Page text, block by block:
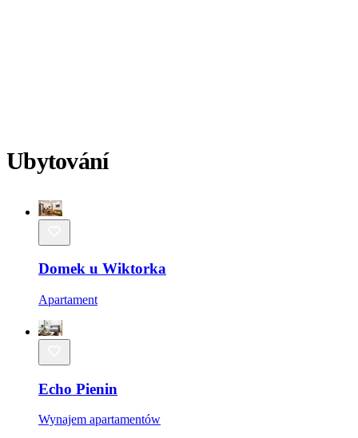
Ubytování
Domek u Wiktorka
Apartament
Echo Pienin
Wynajem apartamentów